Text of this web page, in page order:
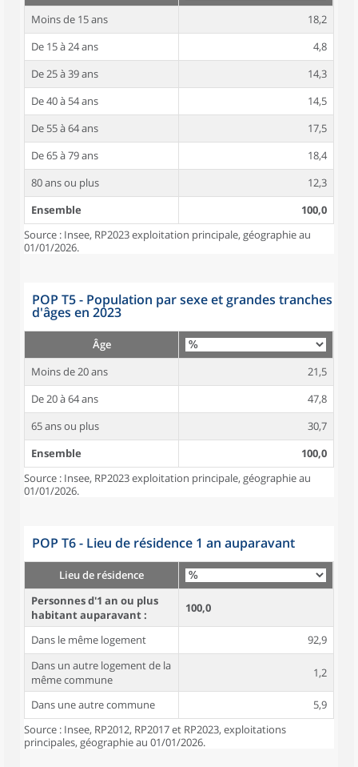
Moins de 15 ans
18,2
De 15 à 24 ans
4,8
De 25 à 39 ans
14,3
De 40 à 54 ans
14,5
De 55 à 64 ans
17,5
De 65 à 79 ans
18,4
80 ans ou plus
12,3
Ensemble
100,0
Source : Insee, RP2023 exploitation principale, géographie au
01/01/2026.
POP T5 - Population par sexe et grandes tranches
d'âges en 2023
Âge
Moins de 20 ans
21,5
De 20 à 64 ans
47,8
65 ans ou plus
30,7
Ensemble
100,0
Source : Insee, RP2023 exploitation principale, géographie au
01/01/2026.
POP T6 - Lieu de résidence 1 an auparavant
Lieu de résidence
Personnes d'1 an ou plus
habitant auparavant :
100,0
Dans le même logement
92,9
Dans un autre logement de la
même commune
1,2
Dans une autre commune
5,9
Source : Insee, RP2012, RP2017 et RP2023, exploitations
principales, géographie au 01/01/2026.